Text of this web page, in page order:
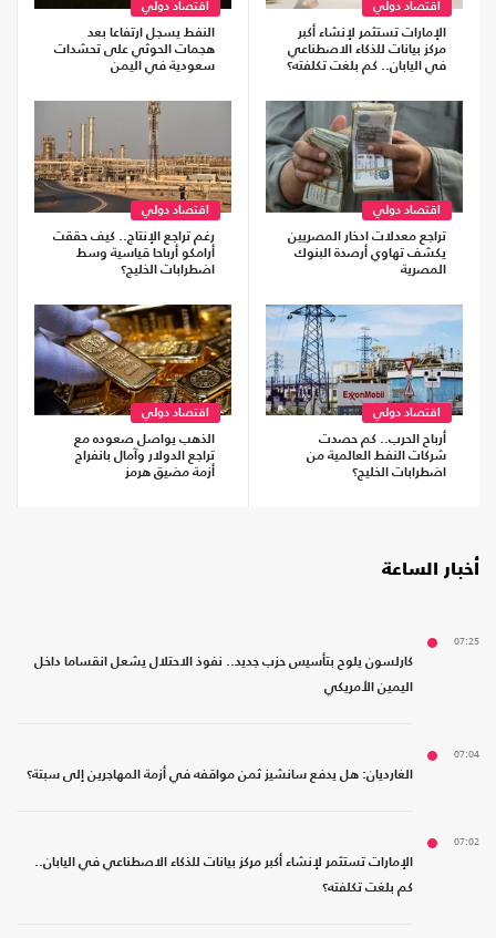
اقتصاد دولي
الإمارات تستثمر لإنشاء أكبر
مركز بيانات للذكاء الاصطناعي
في اليابان.. كم بلغت تكلفته؟
اقتصاد دولي
النفط يسجل ارتفاعا بعد
هجمات الحوثي على تحشدات
سعودية في اليمن
اقتصاد دولي
تراجع معدلات ادخار المصريين
يكشف تهاوي أرصدة البنوك
المصرية
اقتصاد دولي
رغم تراجع الإنتاج.. كيف حققت
أرامكو أرباحا قياسية وسط
اضطرابات الخليج؟
اقتصاد دولي
أرباح الحرب.. كم حصدت
شركات النفط العالمية من
اضطرابات الخليج؟
اقتصاد دولي
الذهب يواصل صعوده مع
تراجع الدولار وآمال بانفراج
أزمة مضيق هرمز
أخبار الساعة
07:25
كارلسون يلوح بتأسيس حزب جديد.. نفوذ الاحتلال يشعل انقساما داخل
اليمين الأمريكي
07:04
الغارديان: هل يدفع سانشيز ثمن مواقفه في أزمة المهاجرين إلى سبتة؟
07:02
الإمارات تستثمر لإنشاء أكبر مركز بيانات للذكاء الاصطناعي في اليابان..
كم بلغت تكلفته؟